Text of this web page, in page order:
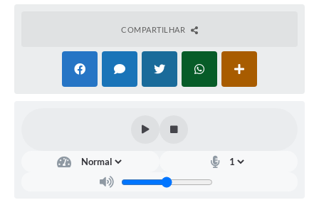
Carta de Serviços
Ouvidoria
COMPARTILHAR